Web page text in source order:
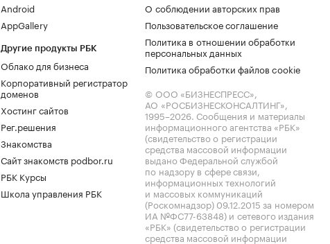
Android
AppGallery
Другие продукты РБК
Облако для бизнеса
Корпоративный регистратор
доменов
Хостинг сайтов
Рег.решения
Знакомства
Сайт знакомств podbor.ru
РБК Курсы
Школа управления РБК
О соблюдении авторских прав
Пользовательское соглашение
Политика в отношении обработки
персональных данных
Политика обработки файлов cookie
© ООО «БИЗНЕСПРЕСС»,
АО «РОСБИЗНЕСКОНСАЛТИНГ»,
1995–2026. Сообщения и материалы
информационного агентства «РБК»
(свидетельство о регистрации
средства массовой информации
выдано Федеральной службой
по надзору в сфере связи,
информационных технологий
и массовых коммуникаций
(Роскомнадзор) 09.12.2015 за номером
ИА №ФС77-63848) и сетевого издания
«РБК» (свидетельство о регистрации
средства массовой информации